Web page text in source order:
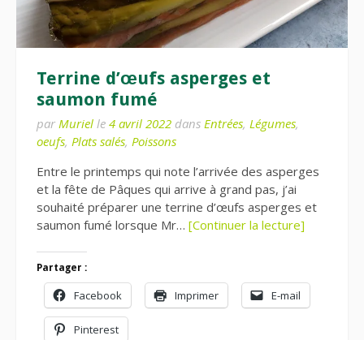
Terrine d’œufs asperges et
saumon fumé
par Muriel le 4 avril 2022 dans Entrées, Légumes,
oeufs, Plats salés, Poissons
Entre le printemps qui note l’arrivée des asperges
et la fête de Pâques qui arrive à grand pas, j’ai
souhaité préparer une terrine d’œufs asperges et
saumon fumé lorsque Mr… [Continuer la lecture]
Partager :
Facebook Imprimer E-mail
Pinterest